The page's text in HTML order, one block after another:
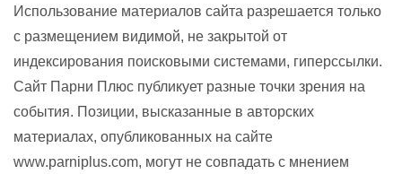
Использование материалов сайта разрешается только
с размещением видимой, не закрытой от
индексирования поисковыми системами, гиперссылки.
Сайт Парни Плюс публикует разные точки зрения на
события. Позиции, высказанные в авторских
материалах, опубликованных на сайте
www.parniplus.com, могут не совпадать с мнением